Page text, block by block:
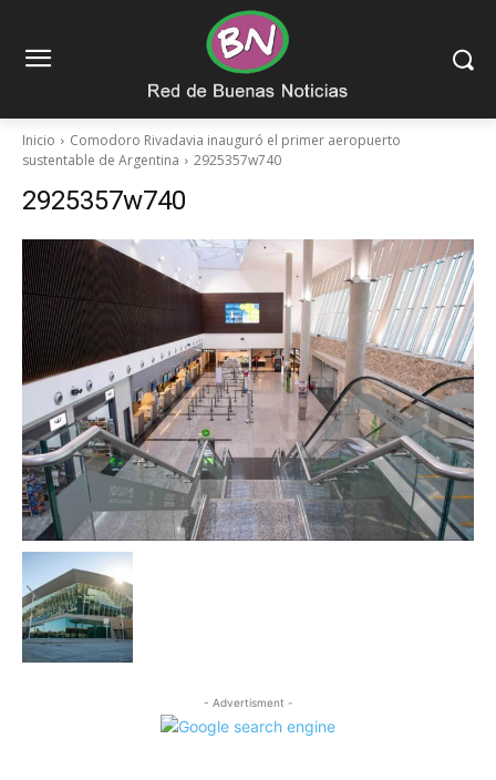
Inicio
Comodoro Rivadavia inauguró el primer aeropuerto
sustentable de Argentina
2925357w740
2925357w740
- Advertisment -